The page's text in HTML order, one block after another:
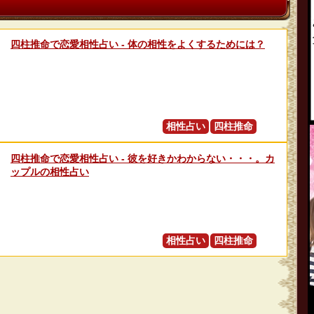
四柱推命で恋愛相性占い - 体の相性をよくするためには？
相性占い 四柱推命
四柱推命で恋愛相性占い - 彼を好きかわからない・・・。カ
ップルの相性占い
相性占い 四柱推命